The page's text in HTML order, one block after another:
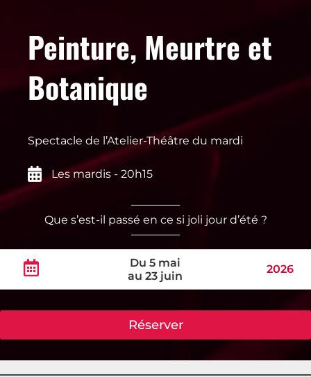
Peinture, Meurtre et
Botanique
Spectacle de l’Atelier-Théâtre du mardi
Les mardis - 20h15
Que s’est-il passé en ce si joli jour d’été ?
Du 5 mai
au 23 juin
2026
Réserver